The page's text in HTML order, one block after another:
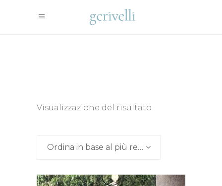
Visualizzazione del risultato
Ordina in base al più recente